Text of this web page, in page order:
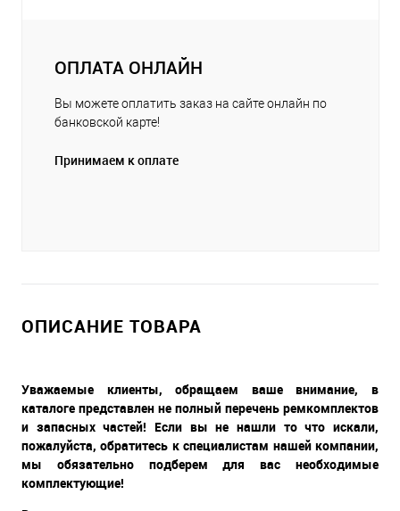
ОПЛАТА ОНЛАЙН
Вы можете оплатить заказ на сайте онлайн по
банковской карте!
Принимаем к оплате
ОПИСАНИЕ ТОВАРА
Уважаемые клиенты, обращаем ваше внимание, в
каталоге представлен не полный перечень ремкомплектов
и запасных частей! Если вы не нашли то что искали,
пожалуйста, обратитесь к специалистам нашей компании,
мы обязательно подберем для вас необходимые
комплектующие!